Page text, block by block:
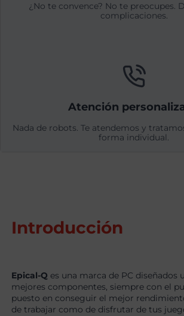
¿No te convence? No te preocupes.
complicaciones.
Atención
Nada de robots. Te atendemos y
forma individual.
Introducción
Epical-Q es una marca de PC diseñados
mejores componentes, siempre con el
puesto en conseguir el mejor
de trabajar como de disfrutar de tus